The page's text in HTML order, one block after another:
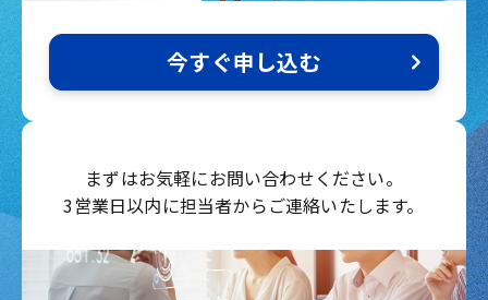
今すぐ申し込む
まずはお気軽にお問い合わせください。
3営業日以内に担当者からご連絡いたします。